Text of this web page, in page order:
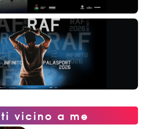
vicino a me